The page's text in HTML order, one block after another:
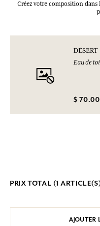
Créez votre composition
DÉSERT
Eau de
$ 70.00
PRIX TOTAL (1
AJOUTER